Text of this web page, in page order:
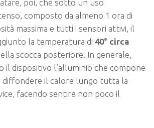
poi, che sotto un uso
composto da almeno 1 ora di
massima e tutti i sensori attivi, il
la temperatura di 40° circa
scocca posteriore. In generale,
il dispositivo l’alluminio che compone
diffondere il calore lungo tutta la
facendo sentire non poco il